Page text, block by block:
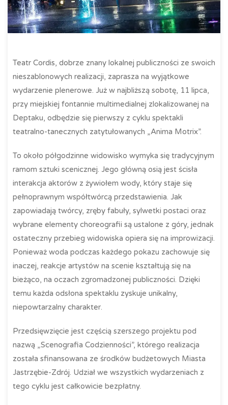
Teatr Cordis, dobrze znany lokalnej publiczności ze swoich
nieszablonowych realizacji, zaprasza na wyjątkowe
wydarzenie plenerowe. Już w najbliższą sobotę, 11 lipca,
przy miejskiej fontannie multimedialnej zlokalizowanej na
Deptaku, odbędzie się pierwszy z cyklu spektakli
teatralno-tanecznych zatytułowanych „Anima Motrix”.
To około półgodzinne widowisko wymyka się tradycyjnym
ramom sztuki scenicznej. Jego główną osią jest ścisła
interakcja aktorów z żywiołem wody, który staje się
pełnoprawnym współtwórcą przedstawienia. Jak
zapowiadają twórcy, zręby fabuły, sylwetki postaci oraz
wybrane elementy choreografii są ustalone z góry, jednak
ostateczny przebieg widowiska opiera się na improwizacji.
Ponieważ woda podczas każdego pokazu zachowuje się
inaczej, reakcje artystów na scenie kształtują się na
bieżąco, na oczach zgromadzonej publiczności. Dzięki
temu każda odsłona spektaklu zyskuje unikalny,
niepowtarzalny charakter.
Przedsięwzięcie jest częścią szerszego projektu pod
nazwą „Scenografia Codzienności”, którego realizacja
została sfinansowana ze środków budżetowych Miasta
Jastrzębie-Zdrój. Udział we wszystkich wydarzeniach z
tego cyklu jest całkowicie bezpłatny.